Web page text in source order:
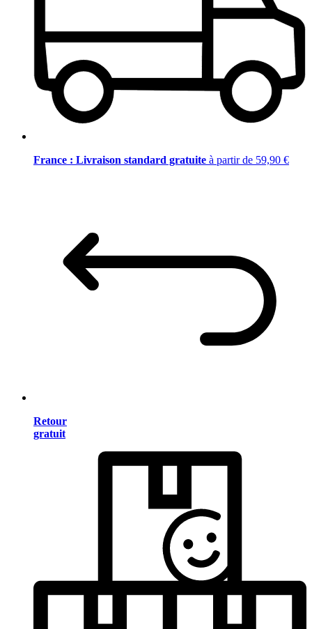
France : Livraison standard gratuite à partir de 59,90 €
Retour
gratuit